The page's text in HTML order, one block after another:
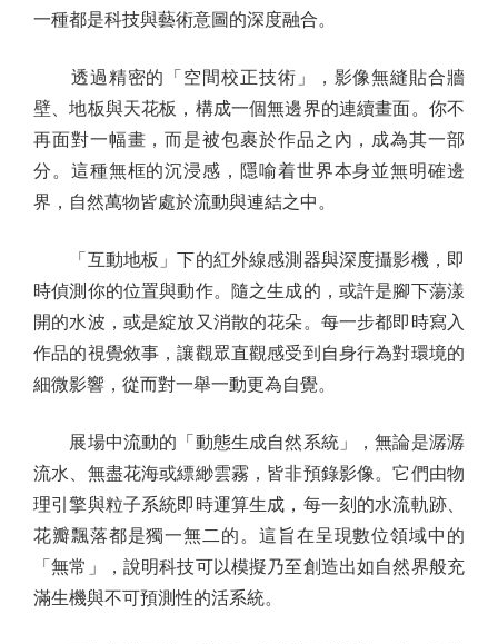
一種都是科技與藝術意圖的深度融合。
透過精密的「空間校正技術」，影像無縫貼合牆
壁、地板與天花板，構成一個無邊界的連續畫面。你不
再面對一幅畫，而是被包裹於作品之內，成為其一部
分。這種無框的沉浸感，隱喻着世界本身並無明確邊
界，自然萬物皆處於流動與連結之中。
「互動地板」下的紅外線感測器與深度攝影機，即
時偵測你的位置與動作。隨之生成的，或許是腳下蕩漾
開的水波，或是綻放又消散的花朵。每一步都即時寫入
作品的視覺敘事，讓觀眾直觀感受到自身行為對環境的
細微影響，從而對一舉一動更為自覺。
展場中流動的「動態生成自然系統」，無論是潺潺
流水、無盡花海或縹緲雲霧，皆非預錄影像。它們由物
理引擎與粒子系統即時運算生成，每一刻的水流軌跡、
花瓣飄落都是獨一無二的。這旨在呈現數位領域中的
「無常」，說明科技可以模擬乃至創造出如自然界般充
滿生機與不可預測性的活系統。